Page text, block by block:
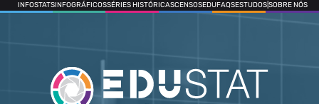
INFOSTATSINFOGRÁFICOSSÉRIES HISTÓRICASCENSOSEDUFAQSESTUDOSSOBRE NÓS